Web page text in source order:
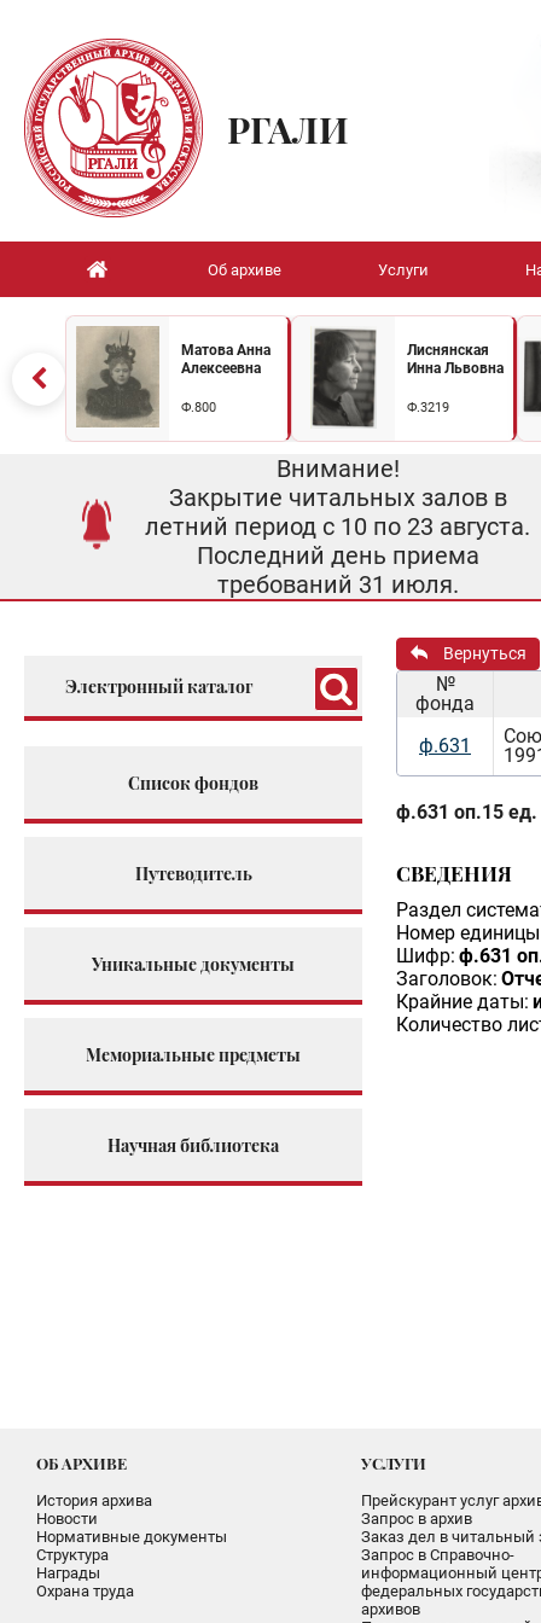
РГАЛИ
Об архиве Услуги
Матова Анна
Алексеевна
Ф.800
Лиснянская
Инна Львовна
Ф.3219
Внимание!
Закрытие читальных залов в
летний период с 10 по 23 августа.
Последний день приема
требований 31 июля.
Электронный каталог
Список фондов
Путеводитель
Уникальные документы
Мемориальные предметы
Научная библиотека
Вернуться
№
фонда
ф.631
ф.631 оп.15 ед.
СВЕДЕНИЯ
Раздел
Номер единицы
Шифр: ф.631
Заголовок:
Крайние даты:
Количество
ОБ АРХИВЕ
История архива
Новости
Нормативные документы
Структура
Награды
Охрана труда
УСЛУГИ
Прейскурант услуг
Запрос в архив
Заказ дел в читальный
Запрос в Справочно-
информационный
федеральных
архивов